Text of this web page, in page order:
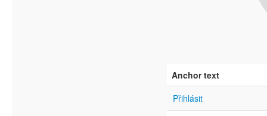
Anchor text
Přihlásit